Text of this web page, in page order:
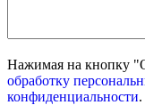
Нажимая на кнопку
обработку
конфиденциальности.